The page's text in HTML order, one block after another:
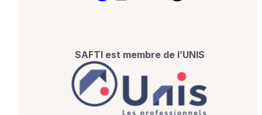
SAFTI est membre de l’UNIS